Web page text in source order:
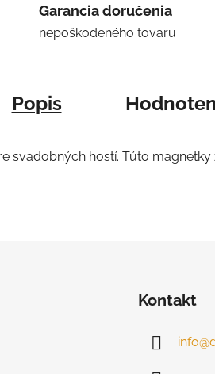
Garancia doručenia
nepoškodeného tovaru
Popis
svadobných hostí. Túto
Kontakt
info@